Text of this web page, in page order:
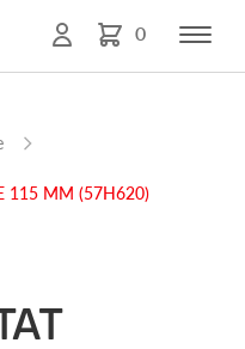
0
115 MM (57H620)